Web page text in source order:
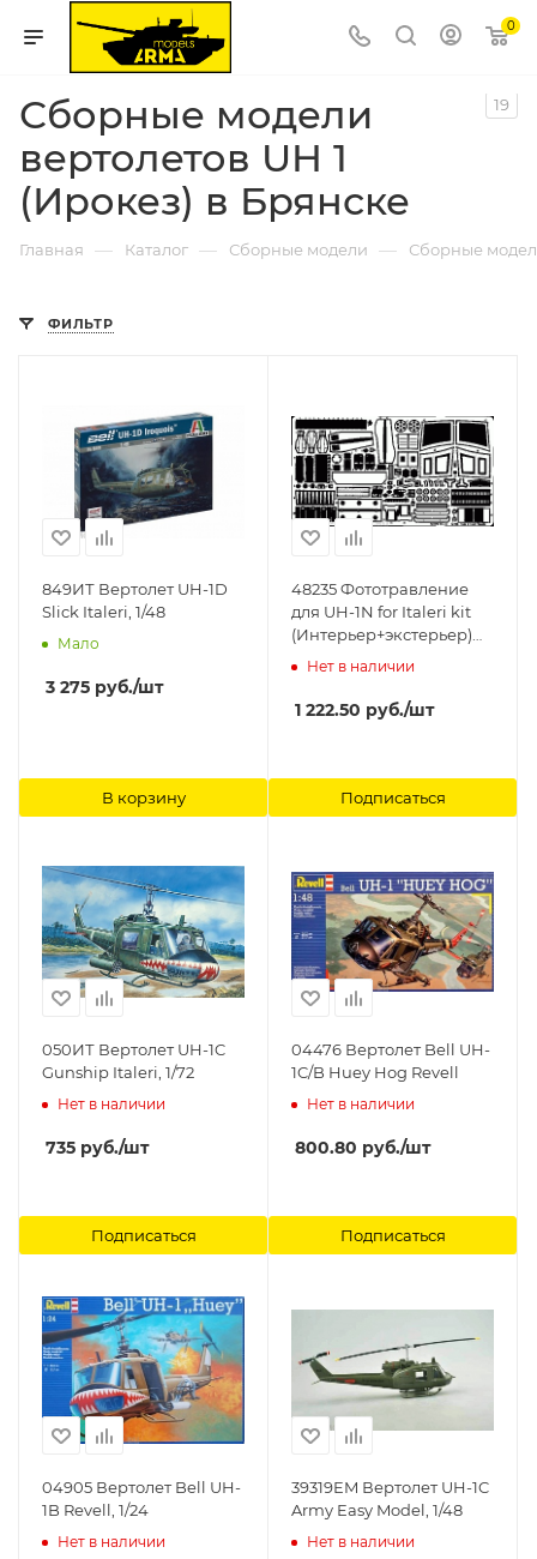
0
Сборные модели
вертолетов UH 1
(Ирокез) в Брянске
19
Главная — Каталог — Сборные модели — Сборные
ФИЛЬТР
849ИТ Вертолет UH-1D
Slick Italeri, 1/48
Мало
3 275 руб./шт
В корзину
48235 Фототравление
для UH-1N for Italeri kit
(Интерьер+экстерьер)
EDUARD
Нет в наличии
1 222.50 руб./шт
Подписаться
050ИТ Вертолет UH-1C
Gunship Italeri, 1/72
Нет в наличии
735 руб./шт
Подписаться
04476 Вертолет Bell UH-
1C/B Huey Hog Revell
Нет в наличии
800.80 руб./шт
Подписаться
04905 Вертолет Bell UH-
1B Revell, 1/24
Нет в наличии
39319EM Вертолет UH-1C
Army Easy Model, 1/48
Нет в наличии